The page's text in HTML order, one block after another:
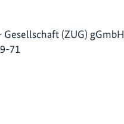
(ZUG) gGmbH
71